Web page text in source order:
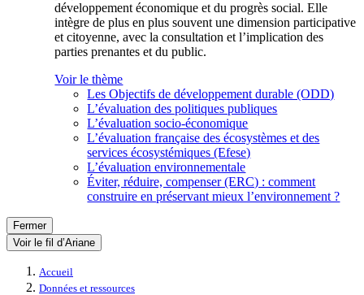
développement économique et du progrès social. Elle
intègre de plus en plus souvent une dimension participative
et citoyenne, avec la consultation et l’implication des
parties prenantes et du public.
Voir le thème
Les Objectifs de développement durable (ODD)
L’évaluation des politiques publiques
L’évaluation socio-économique
L’évaluation française des écosystèmes et des
services écosystémiques (Efese)
L’évaluation environnementale
Éviter, réduire, compenser (ERC) : comment
construire en préservant mieux l’environnement ?
Fermer
Voir le fil d’Ariane
Accueil
Données et ressources